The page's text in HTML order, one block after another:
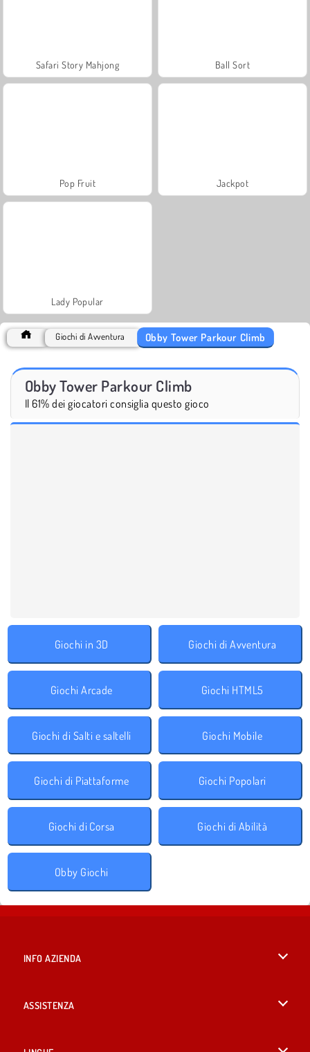
Safari Story Mahjong Ball Sort
Pop Fruit Jackpot
Lady Popular
Giochi di Avventura Obby Tower Parkour Climb
Obby Tower Parkour Climb
Il 61% dei giocatori consiglia questo gioco
Giochi in 3D Giochi di Avventura
Giochi Arcade Giochi HTML5
Giochi di Salti e saltelli Giochi Mobile
Giochi di Piattaforme Giochi Popolari
Giochi di Corsa Giochi di Abilità
Obby Giochi
INFO AZIENDA
ASSISTENZA